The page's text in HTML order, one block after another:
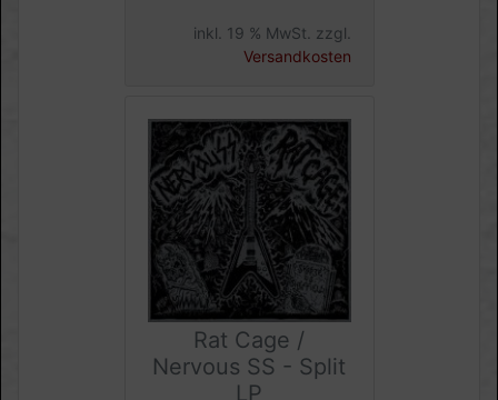
inkl. 19 % MwSt. zzgl.
Versandkosten
Rat Cage /
Nervous SS - Split
LP